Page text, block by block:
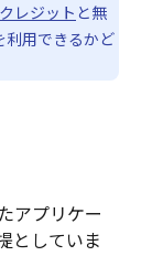
レジット と無
利用できるかど
アプリケー
としていま